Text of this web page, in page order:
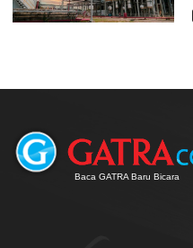
Baca GATRA Baru Bicara